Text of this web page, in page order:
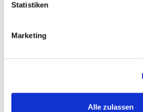
Statistiken
Marketing
Alle zulassen